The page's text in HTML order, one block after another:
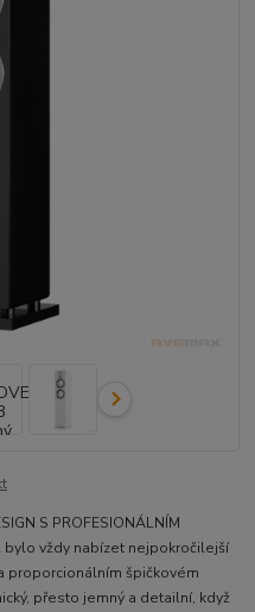
S PROFESIONÁLNÍM
bylo vždy nabízet nejpokročilejší
špičkovém
přesto jemný a detailní, když